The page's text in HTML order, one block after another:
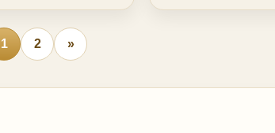
1 2 »